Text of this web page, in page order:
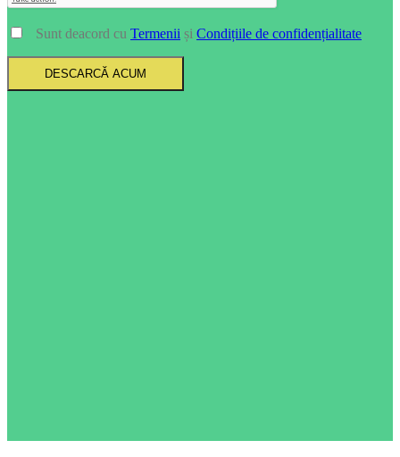
Sunt deacord cu Termenii și Condițiile de confidențialitate